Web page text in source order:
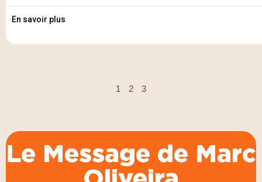
En savoir plus
1 2 3
Le Message de Marc